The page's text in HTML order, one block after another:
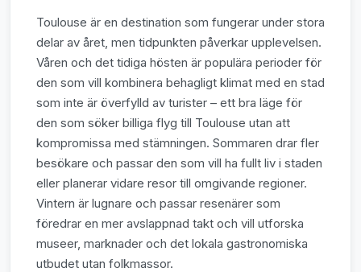
Toulouse är en destination som fungerar under stora
delar av året, men tidpunkten påverkar upplevelsen.
Våren och det tidiga hösten är populära perioder för
den som vill kombinera behagligt klimat med en stad
som inte är överfylld av turister – ett bra läge för
den som söker billiga flyg till Toulouse utan att
kompromissa med stämningen. Sommaren drar fler
besökare och passar den som vill ha fullt liv i staden
eller planerar vidare resor till omgivande regioner.
Vintern är lugnare och passar resenärer som
föredrar en mer avslappnad takt och vill utforska
museer, marknader och det lokala gastronomiska
utbudet utan folkmassor.